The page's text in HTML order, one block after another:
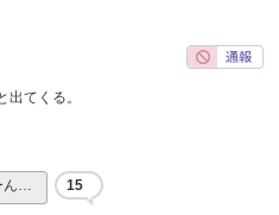
てくる。
ん… 15